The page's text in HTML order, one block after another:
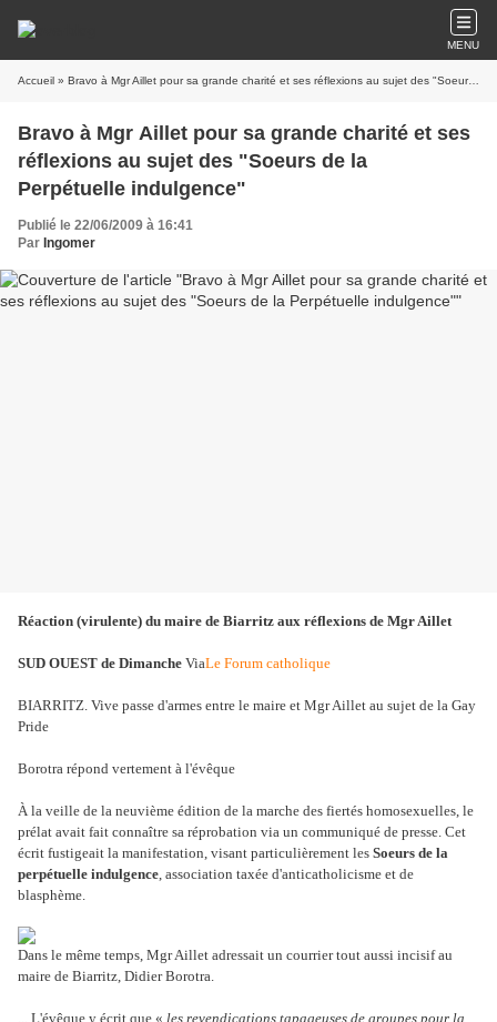
MENU
Accueil » Bravo à Mgr Aillet pour sa grande charité et ses réflexions au sujet des "Soeurs de la Perpétuelle indulgence"
Bravo à Mgr Aillet pour sa grande charité et ses
réflexions au sujet des "Soeurs de la
Perpétuelle indulgence"
Publié le 22/06/2009 à 16:41
Par Ingomer
Réaction (virulente) du maire de Biarritz aux réflexions de Mgr Aillet
SUD OUEST de Dimanche ViaLe Forum catholique
BIARRITZ. Vive passe d'armes entre le maire et Mgr Aillet au sujet de la Gay
Pride
Borotra répond vertement à l'évêque
À la veille de la neuvième édition de la marche des fiertés homosexuelles, le
prélat avait fait connaître sa réprobation via un communiqué de presse. Cet
écrit fustigeait la manifestation, visant particulièrement les Soeurs de la
perpétuelle indulgence, association taxée d'anticatholicisme et de
blasphème.
Dans le même temps, Mgr Aillet adressait un courrier tout aussi incisif au
maire de Biarritz, Didier Borotra.
... L'évêque y écrit que « les revendications tapageuses de groupes pour la